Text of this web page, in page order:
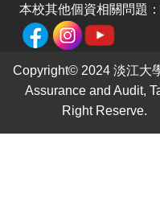
本校其他個資相關問題
Copyright© 2024 淡江大
Assurance and Audit,
Right